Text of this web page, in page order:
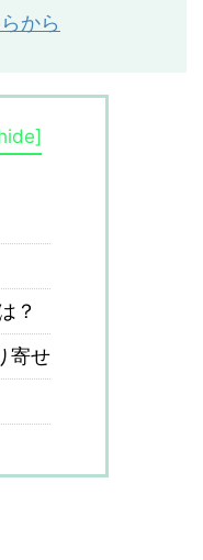
から
]
？
寄せ